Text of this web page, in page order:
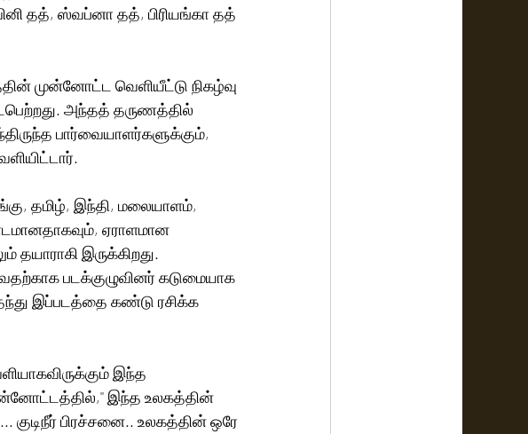
தத், ஸ்வப்னா தத், பிரியங்கா தத்
முன்னோட்ட வெளியீட்டு நிகழ்வு
அந்தத் தருணத்தில்
பார்வையாளர்களுக்கும்,
தமிழ், இந்தி, மலையாளம்,
ஏராளமான
தயாராகி இருக்கிறது.
படக்குழுவினர் கடுமையாக
இப்படத்தை கண்டு ரசிக்க
இந்த
இந்த உலகத்தின்
குடிநீர் பிரச்சனை.. உலகத்தின் ஒரே